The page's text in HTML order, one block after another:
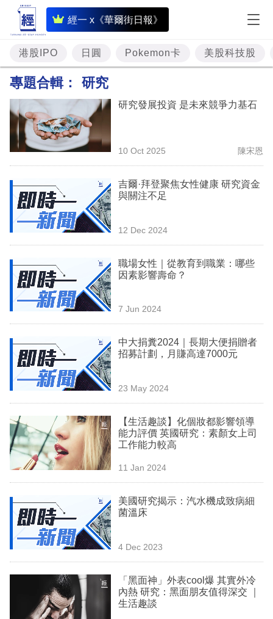
經一 x《華爾街日報》
即
時
財
經
投
資
理
業
科
技
場
生
時
事
訂
閱
區
港股IPO 日圓 Pokemon卡 美股科技股
專題合輯： 研究
研究發展投資 是未來競爭力基石
10 Oct 2025 陳宋恩
吉爾·拜登聚焦女性健康 研究資金
與關注不足
12 Dec 2024
職場女性｜從教育到職業：哪些
因素影響壽命？
7 Jun 2024
中大捐糞2024｜長期大便捐贈者
招募計劃，月賺高達7000元
23 May 2024
【生活趣談】化個妝都影響領導
能力評價 英國研究：素顏女上司
工作能力較高
11 Jan 2024
美國研究揭示：汽水機成致病細
菌溫床
4 Dec 2023
「黑面神」外表cool爆 其實外冷
內熱 研究：黑面朋友值得深交 ｜
生活趣談